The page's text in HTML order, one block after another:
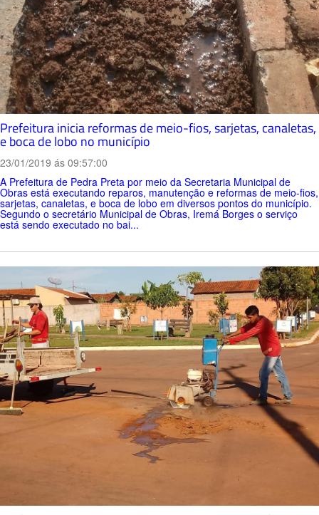
Prefeitura inicia reformas de meio-fios, sarjetas, canaletas,
e boca de lobo no município
23/01/2019 ás 09:57:00
A Prefeitura de Pedra Preta por meio da Secretaria Municipal de
Obras está executando reparos, manutenção e reformas de meio-fios,
sarjetas, canaletas, e boca de lobo em diversos pontos do município.
Segundo o secretário Municipal de Obras, Iremá Borges o serviço
está sendo executado no bai...